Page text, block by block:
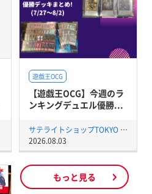
遊戯王OCG
【遊戯王OCG】今週のラ
ンキングデュエル優勝...
サテライトショップTOKYO 秋葉原店
2026.08.03
もっと見る